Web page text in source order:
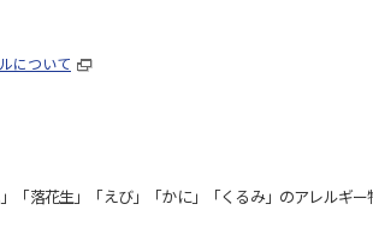
について
「落花生」「えび」「かに」「くるみ」のアレルギー